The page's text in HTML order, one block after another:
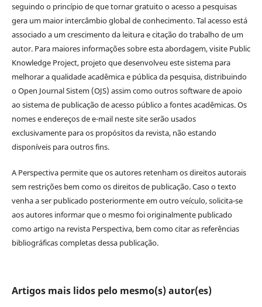
seguindo o princípio de que tornar gratuito o acesso a pesquisas
gera um maior intercâmbio global de conhecimento. Tal acesso está
associado a um crescimento da leitura e citação do trabalho de um
autor. Para maiores informações sobre esta abordagem, visite Public
Knowledge Project, projeto que desenvolveu este sistema para
melhorar a qualidade acadêmica e pública da pesquisa, distribuindo
o Open Journal Sistem (OJS) assim como outros software de apoio
ao sistema de publicação de acesso público a fontes acadêmicas. Os
nomes e endereços de e-mail neste site serão usados
exclusivamente para os propósitos da revista, não estando
disponíveis para outros fins.
A Perspectiva permite que os autores retenham os direitos autorais
sem restrições bem como os direitos de publicação. Caso o texto
venha a ser publicado posteriormente em outro veículo, solicita-se
aos autores informar que o mesmo foi originalmente publicado
como artigo na revista Perspectiva, bem como citar as referências
bibliográficas completas dessa publicação.
Artigos mais lidos pelo mesmo(s) autor(es)